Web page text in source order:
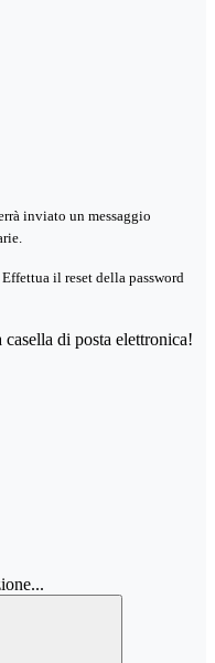
inviato un messaggio
il reset della password
di posta elettronica!